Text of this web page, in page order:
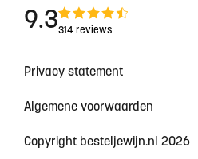
9.3314 reviews
Privacy statement
Algemene voorwaarden
Copyright besteljewijn.nl 2026